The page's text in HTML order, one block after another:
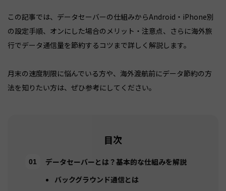
この記事では、データセーバーの仕組みからAndroid・iPhone別
の設定手順、オンにした場合のメリット・注意点、さらに海外旅
行でデータ通信量を節約するコツまで詳しく解説します。
月末の速度制限に悩んでいる方や、海外渡航前にデータ節約の方
法を知りたい方は、ぜひ参考にしてください。
目次
データセーバーとは？基本的な仕組みを解説
バックグラウンド通信とは